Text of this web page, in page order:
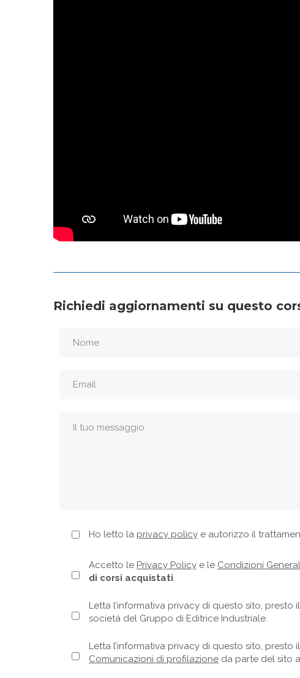
Richiedi aggiornamenti su questo
Ho letto la privacy policy e autorizzo il
Accetto le Privacy Policy e le Condizioni
di corsi acquistati.
Letta l’informativa privacy di questo sito, presto
società del Gruppo di Editrice Industriale.
Letta l’informativa privacy di questo sito, presto
Comunicazioni di profilazione da parte del sito